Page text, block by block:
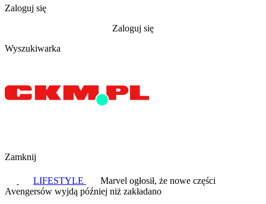
Zaloguj się
Zaloguj się
Wyszukiwarka
Zamknij
LIFESTYLE
Marvel ogłosił, że nowe części
Avengersów wyjdą później niż zakładano